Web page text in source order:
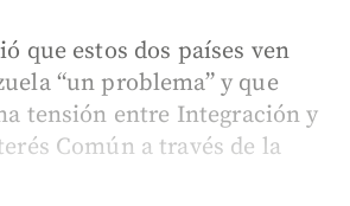
que estos dos países ven
“un problema” y que
tensión entre Integración y
Común a través de la